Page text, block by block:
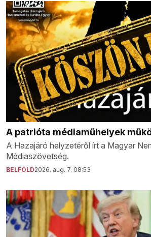
A patrióta médiaműhelyek
A Hazajáró helyzetéről írt a Magyar
Médiaszövetség.
BELFÖLD2026. aug. 7. 08:53